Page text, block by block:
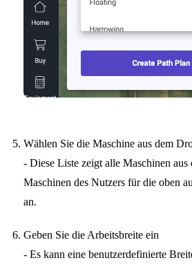
Wählen Sie die Maschine aus dem
- Diese Liste zeigt alle Maschinen aus
Maschinen des Nutzers für die oben
an.
Geben Sie die Arbeitsbreite ein
- Es kann eine benutzerdefinierte